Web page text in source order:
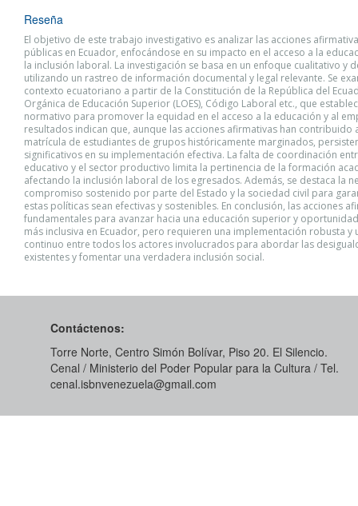
Reseña
El objetivo de este trabajo investigativo es analizar las acciones
públicas en Ecuador, enfocándose en su impacto en el acceso a la
la inclusión laboral. La investigación se basa en un enfoque cualitativo y
utilizando un rastreo de información documental y legal relevante. Se
contexto ecuatoriano a partir de la Constitución de la República del
Orgánica de Educación Superior (LOES), Código Laboral etc., que
normativo para promover la equidad en el acceso a la educación y al
resultados indican que, aunque las acciones afirmativas han contribuido
matrícula de estudiantes de grupos históricamente marginados,
significativos en su implementación efectiva. La falta de coordinación
educativo y el sector productivo limita la pertinencia de la formación
afectando la inclusión laboral de los egresados. Además, se destaca la
compromiso sostenido por parte del Estado y la sociedad civil para
estas políticas sean efectivas y sostenibles. En conclusión, las acciones
fundamentales para avanzar hacia una educación superior y
más inclusiva en Ecuador, pero requieren una implementación robusta y
continuo entre todos los actores involucrados para abordar las
existentes y fomentar una verdadera inclusión social.
Contáctenos:
Torre Norte, Centro Simón Bolívar, Piso 20. El Silencio.
Cenal / Ministerio del Poder Popular para la Cultura / Tel.
cenal.isbnvenezuela@gmail.com